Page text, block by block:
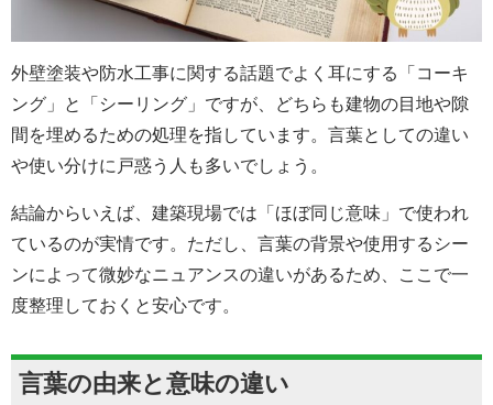
外壁塗装や防水工事に関する話題でよく耳にする「コーキ
ング」と「シーリング」ですが、どちらも建物の目地や隙
間を埋めるための処理を指しています。言葉としての違い
や使い分けに戸惑う人も多いでしょう。
結論からいえば、建築現場では「ほぼ同じ意味」で使われ
ているのが実情です。ただし、言葉の背景や使用するシー
ンによって微妙なニュアンスの違いがあるため、ここで一
度整理しておくと安心です。
言葉の由来と意味の違い